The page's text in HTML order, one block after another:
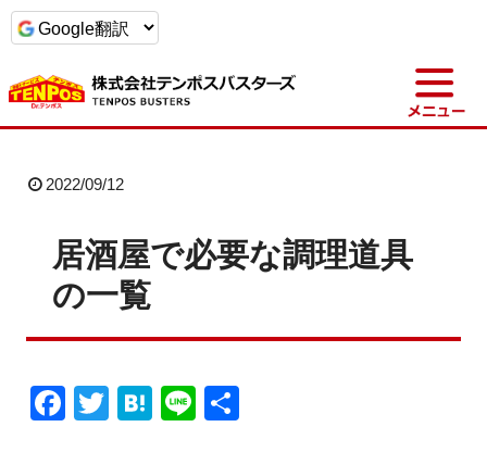
o
g
g
l
2022/09/12
居酒屋で必要な調理道具
の一覧
F
T
H
Li